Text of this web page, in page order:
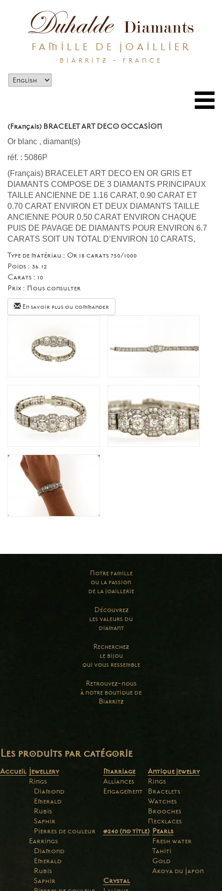
FAMILLE DE JOAILLIER
BIARRITZ - FRANCE
(Français) BRACELET ART DECO OCCASION
Or blanc , diamant(s)
réf. : 5086P
(Français) BRACELET ART DECO EN OR GRIS ET
DIAMANTS COMPOSE DE 3 DIAMANTS PRINCIPAUX
TAILLE ANCIENNE DE 1.16 CARAT, 0.90 CARAT ET
0.70 CARAT ENVIRON ET DEUX DIAMANTS TAILLE
ANCIENNE POUR 0.50 CARAT ENVIRON CHAQUE
PUIS DE PAVAGE DE DIAMANTS POUR ENVIRON 6.7
CARATS SOIT UN TOTAL D’ENVIRON 10 CARATS,
Type de matériau : Or 18 carats 750/1000
Poids : 36.12
Carats : 10
Prix : Nous consulter
En savoir plus ou commander
Notre famille
ou la passion
de la joaillerie
Découvrez
les valeurs du
diamant
Recherchez
le bijou
qui vous ressemble
Retrouvez-nous
à notre boutique de
Biarritz
Les produits par catégorie
Accueil Jewellery
Rings
Diamond
Emerald
Rubis
Saphir
Pierres de couleur
Earrings
Diamond
Emerald
Rubis
Saphir
Marriage
Alliances
Engagement
Antique jewelry
Rings
Bracelets
Watches
Brooches
Necklaces
#240 (no title) Pearls
Fresh water
Tahiti
Gold
Akoya du Japon
Crystal